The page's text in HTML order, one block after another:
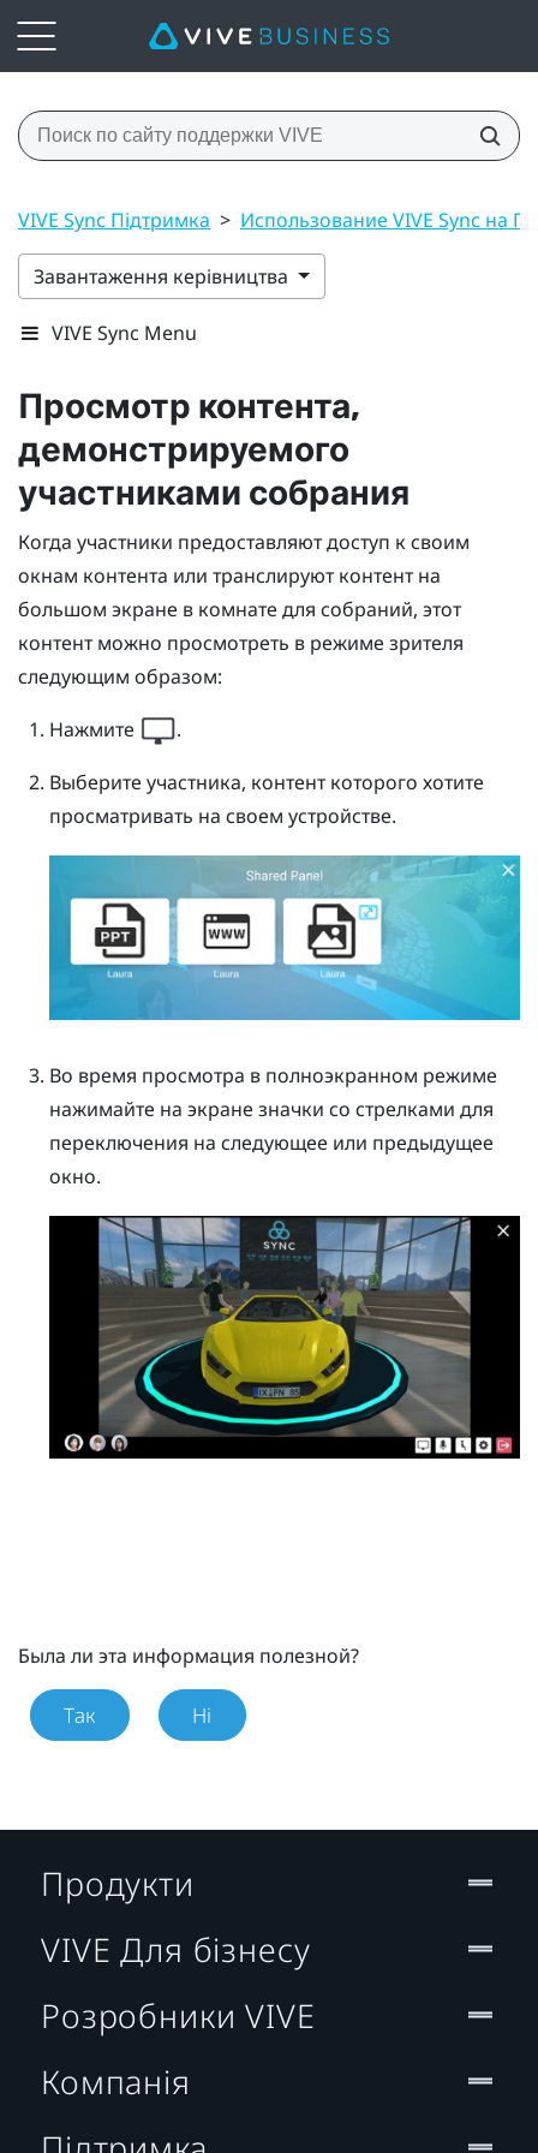
VIVE Sync Підтримка > Использование VIVE Sync на
Завантаження керівництва
VIVE Sync Menu
Просмотр контента,
демонстрируемого
участниками собрания
Когда участники предоставляют доступ к своим
окнам контента или транслируют контент на
большом экране в комнате для собраний, этот
контент можно просмотреть в режиме зрителя
следующим образом:
Нажмите
.
Выберите участника, контент которого хотите
просматривать на своем устройстве.
Во время просмотра в полноэкранном режиме
нажимайте на экране значки со стрелками для
переключения на следующее или предыдущее
окно.
Была ли эта информация полезной?
Так Ні
Продукти
VIVE Для бізнесу
Розробники VIVE
Компанія